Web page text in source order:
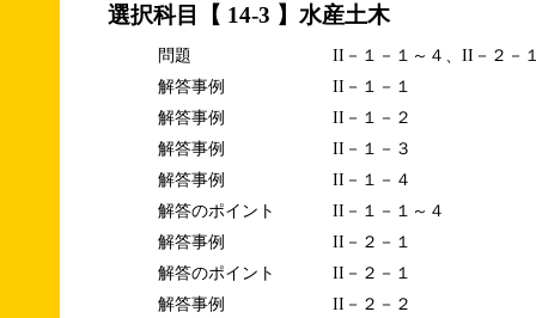
選択科目【 14-3 】水産土木
問題
II－１－１～４、II－２－
解答事例
II－１－１
解答事例
II－１－２
解答事例
II－１－３
解答事例
II－１－４
解答のポイント
II－１－１～４
解答事例
II－２－１
解答のポイント
II－２－１
解答事例
II－２－２